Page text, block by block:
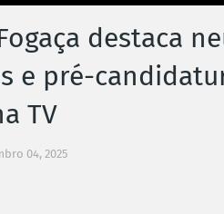
destaca
e pré-
TV
04, 2025